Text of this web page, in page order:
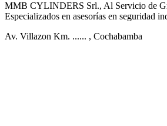
MMB CYLINDERS Srl., Al Servicio de
Especializados en asesorías en seguridad
Av. Villazon Km. ...... , Cochabamba